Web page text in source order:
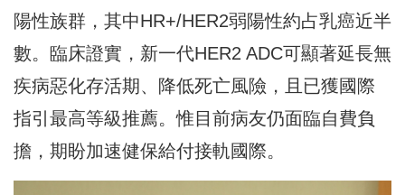
陽性族群，其中HR+/HER2弱陽性約占乳癌近半
數。臨床證實，新一代HER2 ADC可顯著延長無
疾病惡化存活期、降低死亡風險，且已獲國際
指引最高等級推薦。惟目前病友仍面臨自費負
擔，期盼加速健保給付接軌國際。